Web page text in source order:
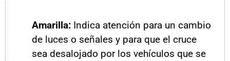
Amarilla: Indica atención para un cambio
de luces o señales y para que el cruce
sea desalojado por los vehículos que se